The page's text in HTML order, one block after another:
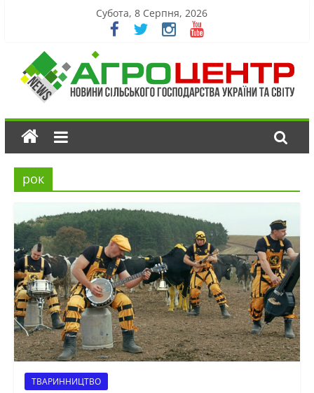
Субота, 8 Серпня, 2026
рок
ТВАРИННИЦТВО